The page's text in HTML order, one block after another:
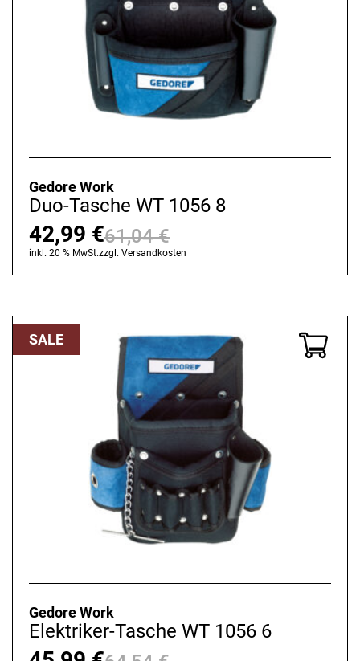
Gedore Work
Duo-Tasche WT 1056 8
61,04€
Ursprünglicher
war:
61,04 €
42,99 €
Aktueller
ist:
42,99 €.
inkl. 20 % MwSt.zzgl. Versandkosten
SALE
Gedore Work
Elektriker-Tasche WT 1056 6